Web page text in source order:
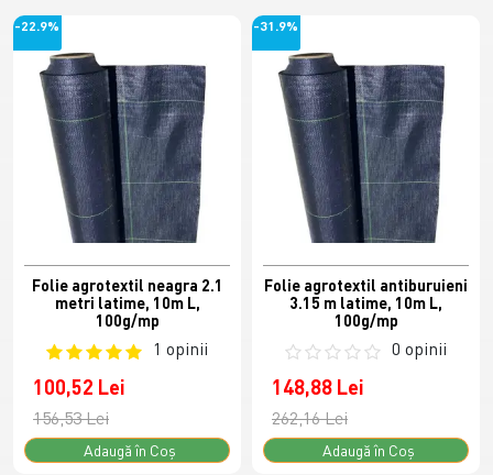
-22.9%
Folie agrotextil neagra 2.1
metri latime, 10m L,
100g/mp
1 opinii
100,52 Lei
156,53 Lei
Adaugă în Coş
-31.9%
Folie agrotextil antiburuieni
3.15 m latime, 10m L,
100g/mp
0 opinii
148,88 Lei
262,16 Lei
Adaugă în Coş